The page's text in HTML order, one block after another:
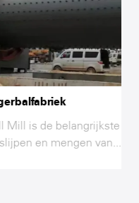
apparatuur
van...